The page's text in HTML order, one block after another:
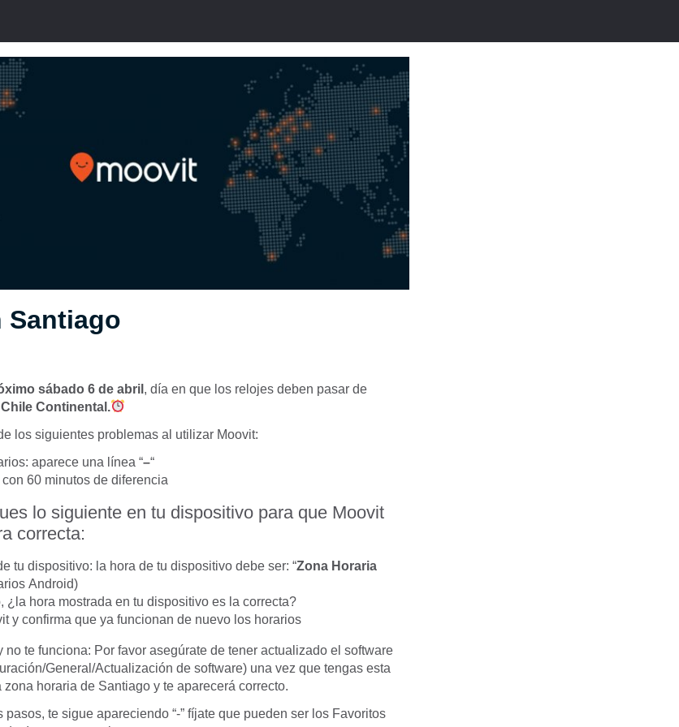
Santiago
sábado 6 de abril , día en que los relojes deben pasar de
Continental.
los siguientes problemas al utilizar Moovit:
aparece una línea “–“
60 minutos de diferencia
lo siguiente en tu dispositivo para que Moovit
correcta:
tu dispositivo: la hora de tu dispositivo debe ser: “Zona Horaria
Android)
¿la hora mostrada en tu dispositivo es la correcta?
y confirma que ya funcionan de nuevo los horarios
te funciona: Por favor asegúrate de tener actualizado el software
General/Actualización de software) una vez que tengas esta
horaria de Santiago y te aparecerá correcto.
te sigue apareciendo “-” fíjate que pueden ser los Favoritos